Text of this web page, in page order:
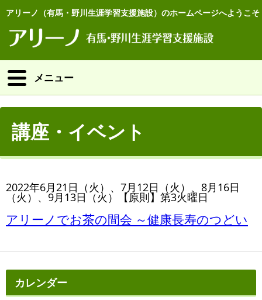
アリーノ（有馬・野川生涯学習支援施設）のホームページへようこそ
メニュー
講座・イベント
2022年6月21日（火）、7月12日（火）、8月16日
（火）、9月13日（火）【原則】第3火曜日
アリーノでお茶の間会 ～健康長寿のつどい
カレンダー